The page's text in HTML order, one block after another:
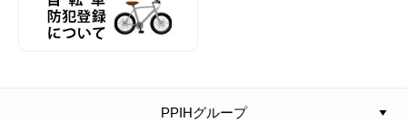
PPIHグループ